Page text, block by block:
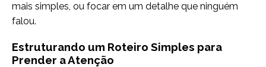
mais simples, ou focar em um detalhe que ninguém
falou.
Estruturando um Roteiro Simples para
Prender a Atenção